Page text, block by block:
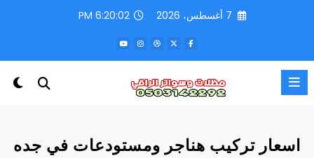
7 أغسطس، 2026 6:20:03 PM
اسعار تركيب هناجر ومستودعات في جده